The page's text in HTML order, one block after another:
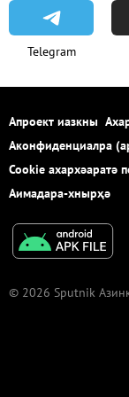
Telegram
Апроект иазкны
Аконфиденциалра
Cookie ахархәаратә
Аимадара-хнырҳә
© 2026 Sputnik